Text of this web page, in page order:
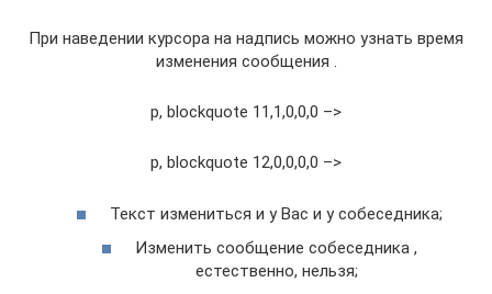
При наведении курсора на надпись можно узнать время
изменения сообщения .
p, blockquote 11,1,0,0,0 –>
p, blockquote 12,0,0,0,0 –>
Текст измениться и у Вас и у собеседника;
Изменить сообщение собеседника ,
естественно, нельзя;